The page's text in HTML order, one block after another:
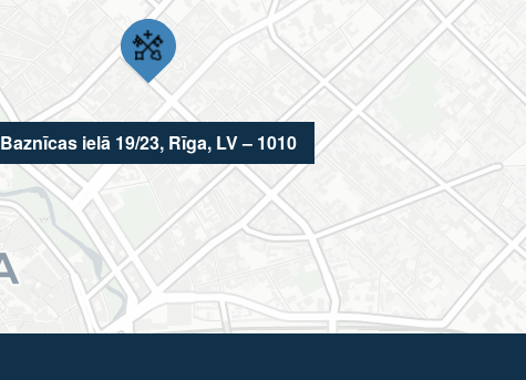
Baznīcas ielā 19/23, Rīga, LV – 1010